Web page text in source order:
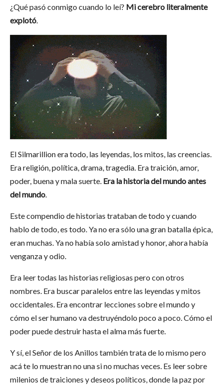
¿Qué pasó conmigo cuando lo leí? Mi cerebro literalmente
explotó.
El Silmarillion era todo, las leyendas, los mitos, las creencias.
Era religión, política, drama, tragedia. Era traición, amor,
poder, buena y mala suerte. Era la historia del mundo antes
del mundo.
Este compendio de historias trataban de todo y cuando
hablo de todo, es todo. Ya no era sólo una gran batalla épica,
eran muchas. Ya no había solo amistad y honor, ahora había
venganza y odio.
Era leer todas las historias religiosas pero con otros
nombres. Era buscar paralelos entre las leyendas y mitos
occidentales. Era encontrar lecciones sobre el mundo y
cómo el ser humano va destruyéndolo poco a poco. Cómo el
poder puede destruir hasta el alma más fuerte.
Y sí, el Señor de los Anillos también trata de lo mismo pero
acá te lo muestran no una si no muchas veces. Es leer sobre
milenios de traiciones y deseos políticos, donde la paz por